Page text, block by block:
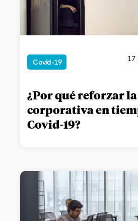
Covid-19 17
¿Por qué reforzar
corporativa en
Covid-19?